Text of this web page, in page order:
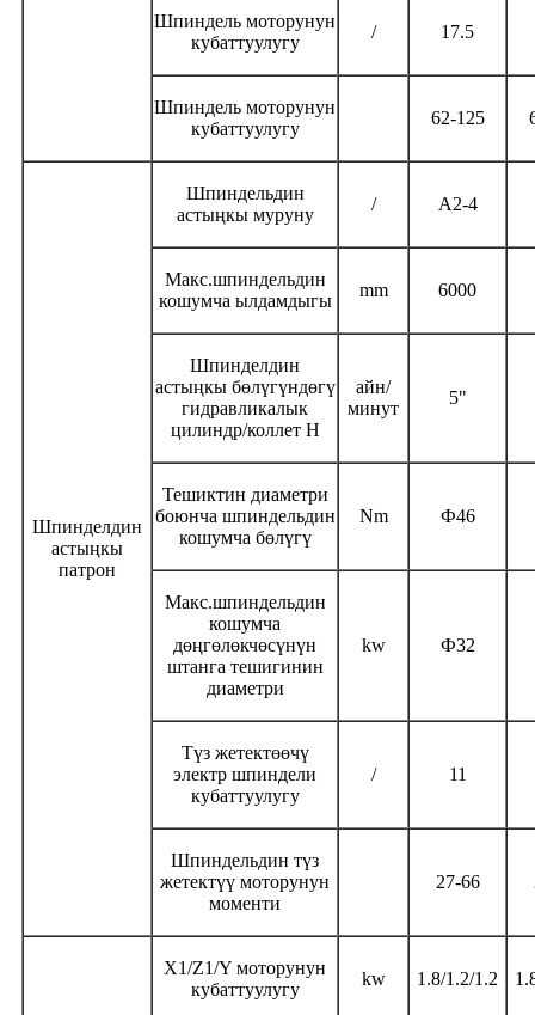
Шпиндель моторунун
кубаттуулугу
/ 17.5
Шпиндель моторунун
кубаттуулугу
62-125
Шпинделдин
астыңкы
патрон
Шпиндельдин
астыңкы муруну
/ A2-4
Макс.шпиндельдин
кошумча ылдамдыгы
mm 6000
Шпинделдин
астыңкы бөлүгүндөгү
гидравликалык
цилиндр/коллет H
айн/
минут
5"
Тешиктин диаметри
боюнча шпиндельдин
кошумча бөлүгү
Nm Ф46
Макс.шпиндельдин
кошумча
дөңгөлөкчөсүнүн
штанга тешигинин
диаметри
kw Ф32
Түз жетектөөчү
электр шпиндели
кубаттуулугу
/ 11
Шпиндельдин түз
жетектүү моторунун
моменти
27-66
X1/Z1/Y моторунун
кубаттуулугу
kw 1.8/1.2/1.2